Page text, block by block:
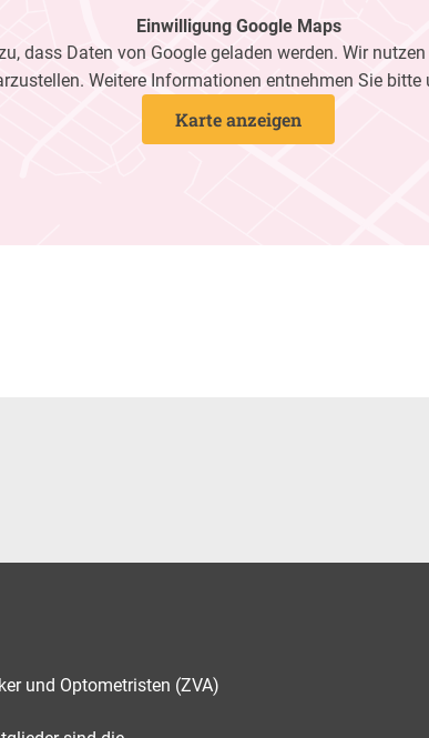
Einwilligung Google Maps
dass Daten von Google geladen werden. Wir
Weitere Informationen entnehmen Sie bitte
Karte anzeigen
und Optometristen (ZVA)